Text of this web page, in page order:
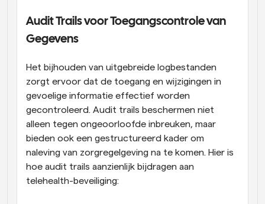
Audit Trails voor Toegangscontrole van
Gegevens
Het bijhouden van uitgebreide logbestanden
zorgt ervoor dat de toegang en wijzigingen in
gevoelige informatie effectief worden
gecontroleerd. Audit trails beschermen niet
alleen tegen ongeoorloofde inbreuken, maar
bieden ook een gestructureerd kader om
naleving van zorgregelgeving na te komen. Hier is
hoe audit trails aanzienlijk bijdragen aan
telehealth-beveiliging: